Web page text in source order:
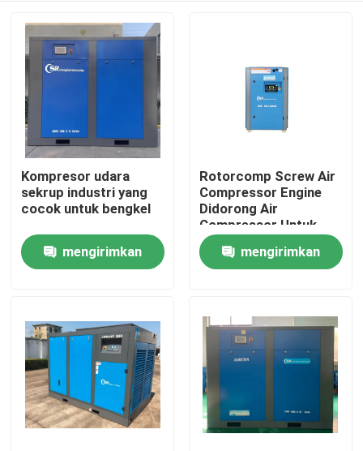
Rumah
Video
Tentang kami
Kompresor udara
sekrup industri yang
cocok untuk bengkel
mengirimkan
Rotorcomp Screw Air
Compressor Engine
Didorong Air
Compressor Untuk
Pelumas
mengirimkan